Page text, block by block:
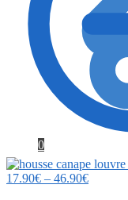
0
17.90€ – 46.90€